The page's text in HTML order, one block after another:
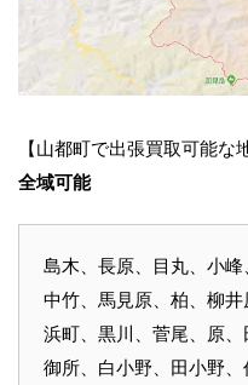
【山都町で出張買取可能な
全域可能
島木、長原、目丸、小
中竹、馬見原、柏、柳井
浜町、黒川、菅尾、原、
御所、白小野、田小野